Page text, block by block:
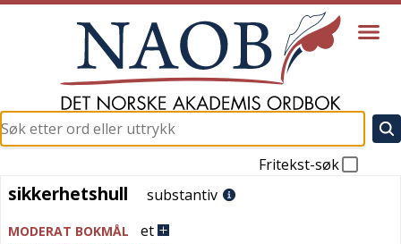
Fritekst-søk
sikkerhetshull
sikkerhetshull substantiv
MODERAT BOKMÅL et